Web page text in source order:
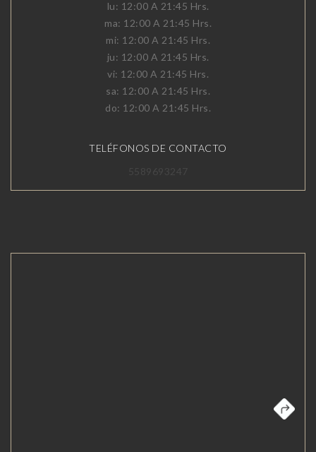
lu: 12:00 A 21:45 Hrs.
ma: 12:00 A 21:45 Hrs.
mi: 12:00 A 21:45 Hrs.
ju: 12:00 A 21:45 Hrs.
vi: 12:00 A 21:45 Hrs.
sa: 12:00 A 21:45 Hrs.
do: 12:00 A 21:45 Hrs.
TELÉFONOS DE CONTACTO